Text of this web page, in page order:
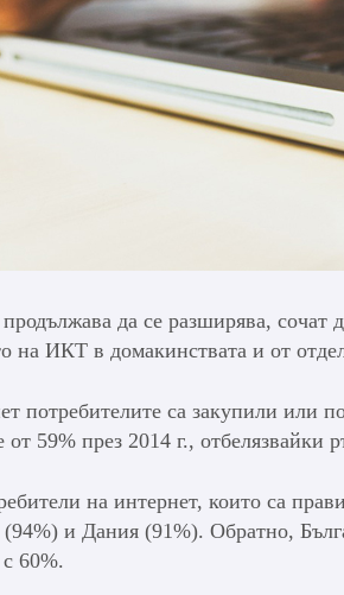
да се разширява, сочат
на ИКТ в домакинствата и от
потребителите са закупили или
59% през 2014 г., отбелязвайки
на интернет, които са
и Дания (91%). Обратно,
60%.